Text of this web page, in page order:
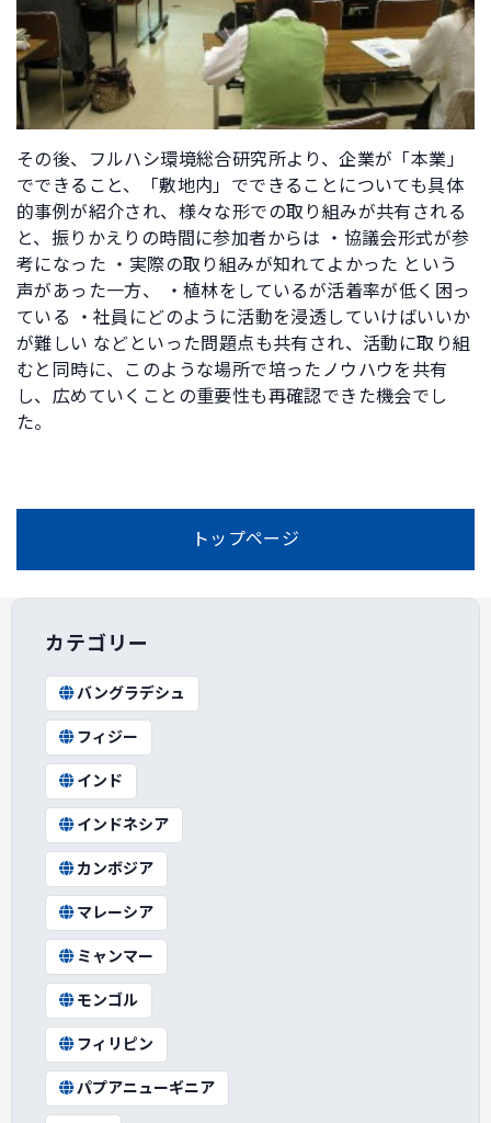
その後、フルハシ環境総合研究所より、企業が「本業」
でできること、「敷地内」でできることについても具体
的事例が紹介され、様々な形での取り組みが共有される
と、振りかえりの時間に参加者からは ・協議会形式が参
考になった ・実際の取り組みが知れてよかった という
声があった一方、 ・植林をしているが活着率が低く困っ
ている ・社員にどのように活動を浸透していけばいいか
が難しい などといった問題点も共有され、活動に取り組
むと同時に、このような場所で培ったノウハウを共有
し、広めていくことの重要性も再確認できた機会でし
た。
トップページ
カテゴリー
バングラデシュ
フィジー
インド
インドネシア
カンボジア
マレーシア
ミャンマー
モンゴル
フィリピン
パプアニューギニア